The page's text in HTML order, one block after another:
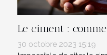
Le ciment :
30 octobre 2023 15:19